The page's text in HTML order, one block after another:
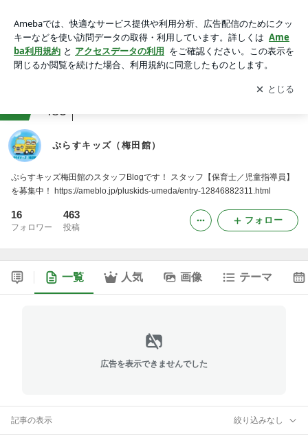
アプリをダウンロードして ブログの更新通知
を受け取りまし
ょう。
開く
485
ぷらすキッズ（梅田館）
ぷらすキッズ梅田館のスタッフBlogです！ スタッフ【保育士／児童指導員】
を募集中！ https://ameblo.jp/pluskids-umeda/entry-12846882311.html
16
フォロワー
463
投稿
フォロー
一覧 人気 画像 テーマ
広告を表示できませんでした
記事の表示 絞り込みなし